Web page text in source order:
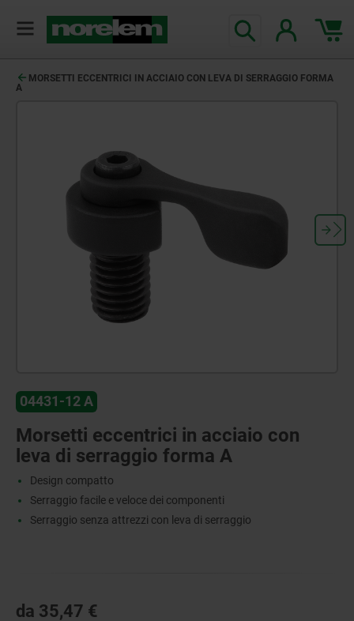
MORSETTI ECCENTRICI IN ACCIAIO CON LEVA DI SERRAGGIO FORMA
A
04431-12 A
Morsetti eccentrici in acciaio con
leva di serraggio forma A
Design compatto
Serraggio facile e veloce dei componenti
Serraggio senza attrezzi con leva di serraggio
da 35,47 €